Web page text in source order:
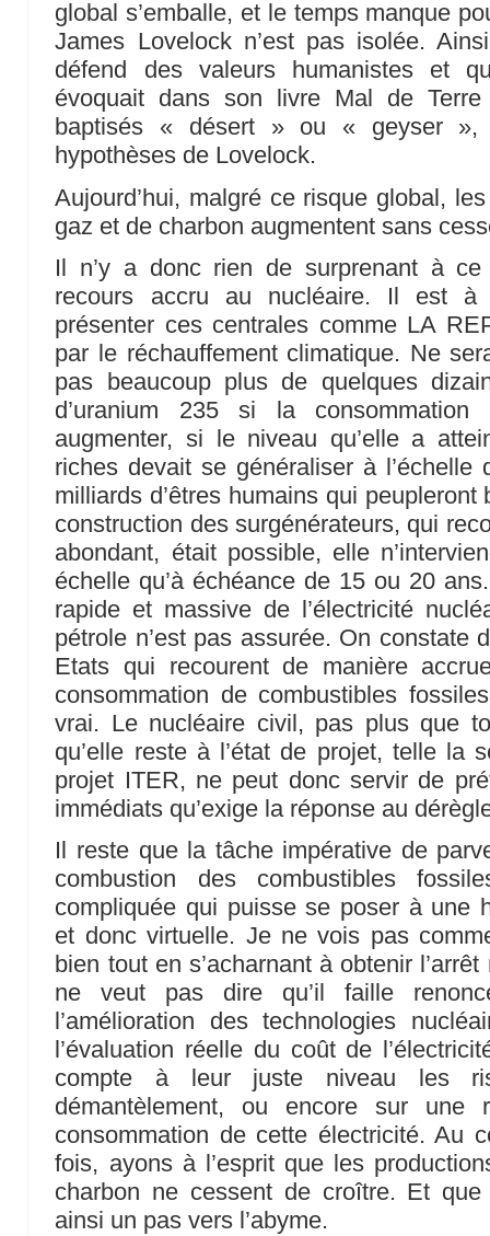
global s’emballe, et le temps manque
James Lovelock n’est pas isolée.
défend des valeurs humanistes et
évoquait dans son livre Mal de Terre
baptisés « désert » ou « geyser »,
hypothèses de Lovelock.
Aujourd’hui, malgré ce risque global,
gaz et de charbon augmentent sans
Il n’y a donc rien de surprenant à
recours accru au nucléaire. Il est à
présenter ces centrales comme LA
par le réchauffement climatique. Ne
pas beaucoup plus de quelques
d’uranium 235 si la
augmenter, si le niveau qu’elle a
riches devait se généraliser à l’échelle
milliards d’êtres humains qui
construction des surgénérateurs, qui
abondant, était possible, elle
échelle qu’à échéance de 15 ou 20
rapide et massive de l’électricité
pétrole n’est pas assurée. On constate
Etats qui recourent de manière
consommation de combustibles
vrai. Le nucléaire civil, pas plus que
qu’elle reste à l’état de projet, telle la
projet ITER, ne peut donc servir de
immédiats qu’exige la réponse au
Il reste que la tâche impérative de
combustion des combustibles
compliquée qui puisse se poser à une
et donc virtuelle. Je ne vois pas
bien tout en s’acharnant à obtenir
ne veut pas dire qu’il faille
l’amélioration des technologies
l’évaluation réelle du coût de
compte à leur juste niveau les
démantèlement, ou encore sur une
consommation de cette électricité. Au
fois, ayons à l’esprit que les
charbon ne cessent de croître. Et
ainsi un pas vers l’abyme.